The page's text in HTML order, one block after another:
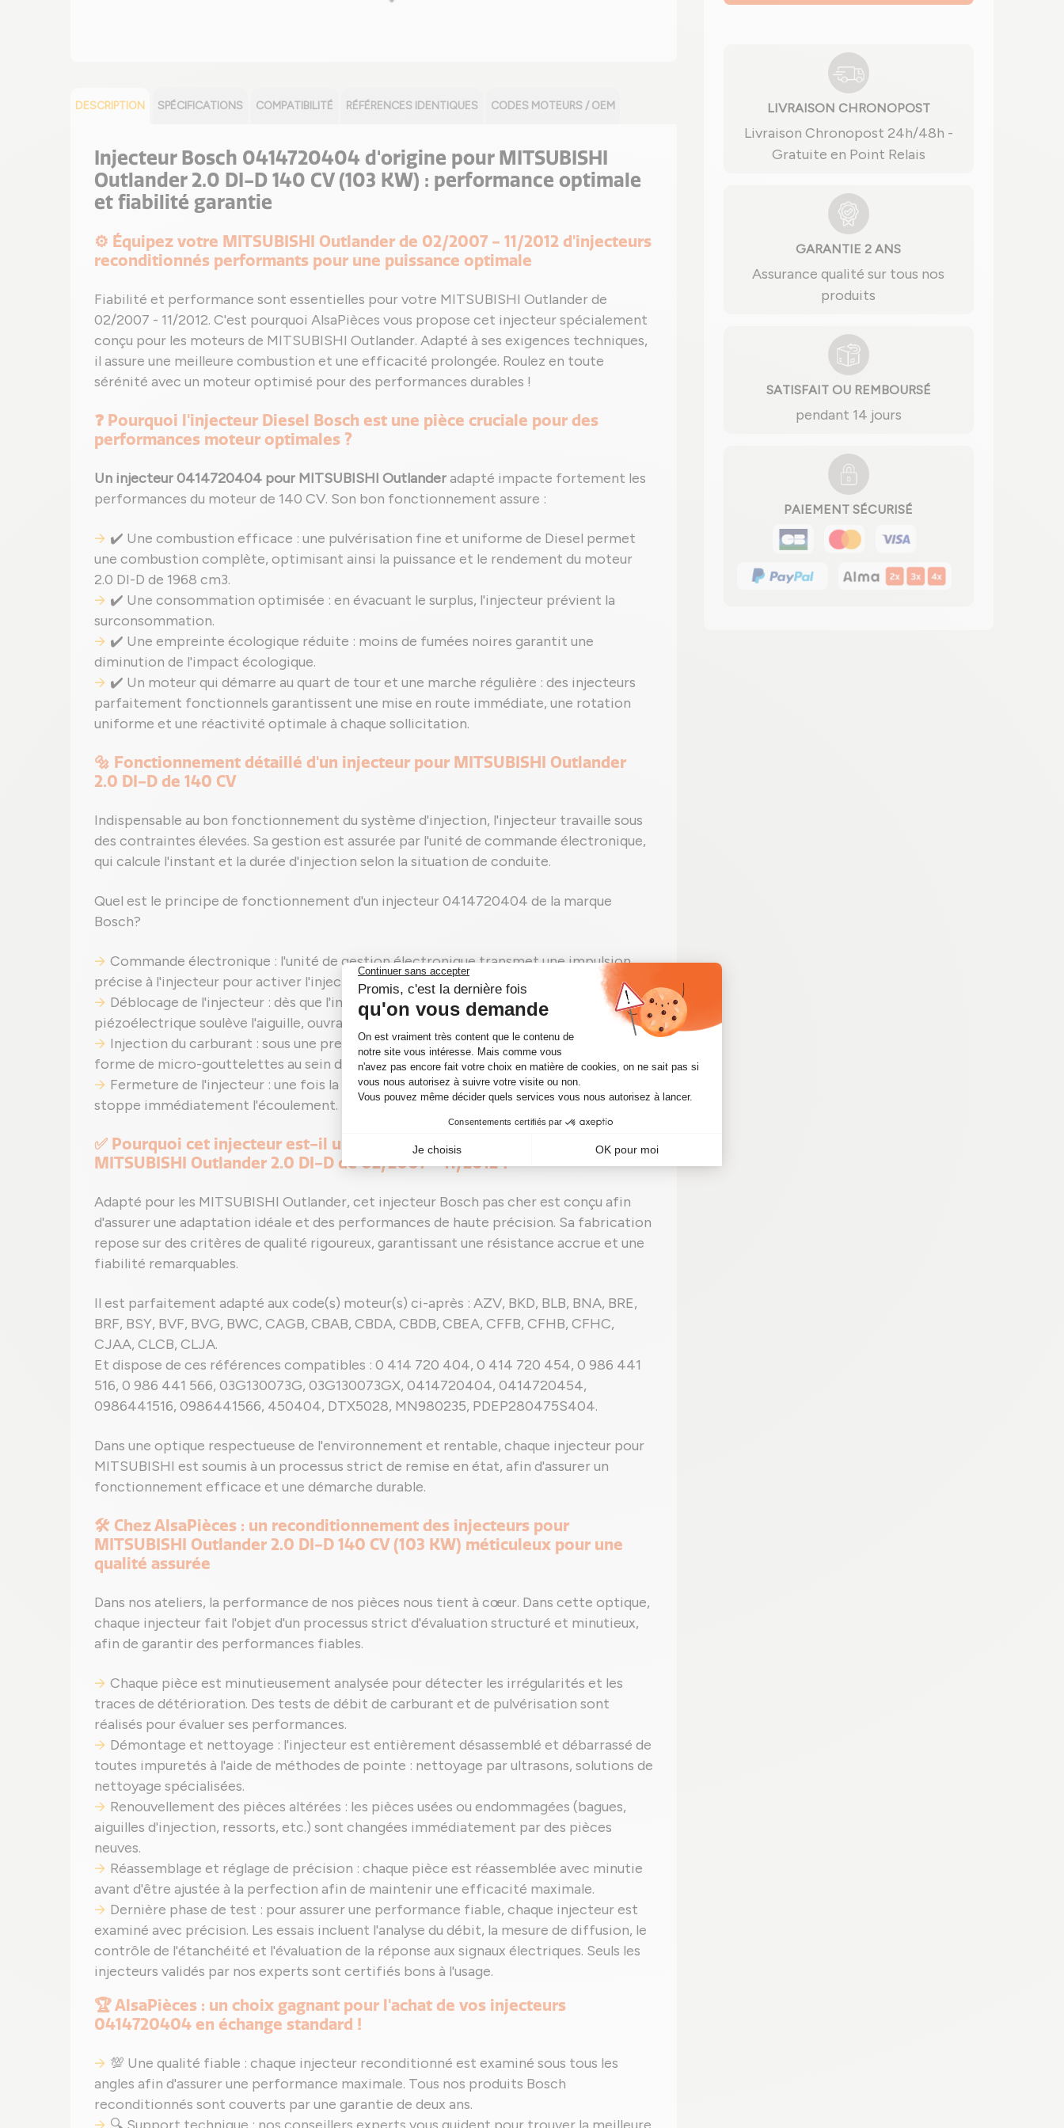
DESCRIPTION SPÉCIFICATIONS COMPATIBILITÉ RÉFÉRENCES IDENTIQUES CODES MOTEURS / OEM
Injecteur Bosch 0414720404 d'origine pour MITSUBISHI
Outlander 2.0 DI-D 140 CV (103 KW) : performance optimale
et fiabilité garantie
⚙️ Équipez votre MITSUBISHI Outlander de 02/2007 - 11/2012 d'injecteurs
reconditionnés performants pour une puissance optimale
Fiabilité et performance sont essentielles pour votre MITSUBISHI Outlander de
02/2007 - 11/2012. C'est pourquoi AlsaPièces vous propose cet injecteur spécialement
conçu pour les moteurs de MITSUBISHI Outlander. Adapté à ses exigences techniques,
il assure une meilleure combustion et une efficacité prolongée. Roulez en toute
sérénité avec un moteur optimisé pour des performances durables !
❓ Pourquoi l'injecteur Diesel Bosch est une pièce cruciale pour des
performances moteur optimales ?
Un injecteur 0414720404 pour MITSUBISHI Outlanderadapté impacte fortement les
performances du moteur de 140 CV. Son bon fonctionnement assure :
✔️ Une combustion efficace : une pulvérisation fine et uniforme de Diesel permet
une combustion complète, optimisant ainsi la puissance et le rendement du moteur
2.0 DI-D de 1968 cm3.
✔️ Une consommation optimisée : en évacuant le surplus, l'injecteur prévient la
surconsommation.
✔️ Une empreinte écologique réduite : moins de fumées noires garantit une
diminution de l'impact écologique.
✔️ Un moteur qui démarre au quart de tour et une marche régulière : des injecteurs
parfaitement fonctionnels garantissent une mise en route immédiate, une rotation
uniforme et une réactivité optimale à chaque sollicitation.
🔩 Fonctionnement détaillé d'un injecteur pour MITSUBISHI Outlander
2.0 DI-D de 140 CV
Indispensable au bon fonctionnement du système d'injection, l'injecteur travaille sous
des contraintes élevées. Sa gestion est assurée par l'unité de commande électronique,
qui calcule l'instant et la durée d'injection selon la situation de conduite.
Quel est le principe de fonctionnement d'un injecteur 0414720404 de la marque
Bosch?
Commande électronique : l'unité de gestion électronique transmet une impulsion
précise à l'injecteur pour activer l'injection.
Déblocage de l'injecteur : dès que l'instruction est donnée, un système
piézoélectrique soulève l'aiguille, ouvrant l'accès à l'injection.
Injection du carburant : sous une pression extrême, le carburant est injecté sous
forme de micro-gouttelettes au sein du cylindre via des buses calibrées.
Fermeture de l'injecteur : une fois la durée d'injection écoulée, l'aiguille se referme et
stoppe immédiatement l'écoulement.
✅ Pourquoi cet injecteur est-il une solution performante pour votre
MITSUBISHI Outlander 2.0 DI-D de 02/2007 - 11/2012 ?
Adapté pour les MITSUBISHI Outlander, cet injecteur Bosch pas cher est conçu afin
d'assurer une adaptation idéale et des performances de haute précision. Sa fabrication
repose sur des critères de qualité rigoureux, garantissant une résistance accrue et une
fiabilité remarquables.
Il est parfaitement adapté aux code(s) moteur(s) ci-après : AZV, BKD, BLB, BNA, BRE,
BRF, BSY, BVF, BVG, BWC, CAGB, CBAB, CBDA, CBDB, CBEA, CFFB, CFHB, CFHC,
CJAA, CLCB, CLJA.
Et dispose de ces références compatibles : 0 414 720 404, 0 414 720 454, 0 986 441
516, 0 986 441 566, 03G130073G, 03G130073GX, 0414720404, 0414720454,
0986441516, 0986441566, 450404, DTX5028, MN980235, PDEP280475S404.
Dans une optique respectueuse de l'environnement et rentable, chaque injecteur pour
MITSUBISHI est soumis à un processus strict de remise en état, afin d'assurer un
fonctionnement efficace et une démarche durable.
🛠️ Chez AlsaPièces : un reconditionnement des injecteurs pour
MITSUBISHI Outlander 2.0 DI-D 140 CV (103 KW) méticuleux pour une
qualité assurée
Dans nos ateliers, la performance de nos pièces nous tient à cœur. Dans cette optique,
chaque injecteur fait l'objet d'un processus strict d'évaluation structuré et minutieux,
afin de garantir des performances fiables.
Chaque pièce est minutieusement analysée pour détecter les irrégularités et les
traces de détérioration. Des tests de débit de carburant et de pulvérisation sont
réalisés pour évaluer ses performances.
Démontage et nettoyage : l'injecteur est entièrement désassemblé et débarrassé de
toutes impuretés à l'aide de méthodes de pointe : nettoyage par ultrasons, solutions de
nettoyage spécialisées.
Renouvellement des pièces altérées : les pièces usées ou endommagées (bagues,
aiguilles d'injection, ressorts, etc.) sont changées immédiatement par des pièces
neuves.
Réassemblage et réglage de précision : chaque pièce est réassemblée avec minutie
avant d'être ajustée à la perfection afin de maintenir une efficacité maximale.
Dernière phase de test : pour assurer une performance fiable, chaque injecteur est
examiné avec précision. Les essais incluent l'analyse du débit, la mesure de diffusion, le
contrôle de l'étanchéité et l'évaluation de la réponse aux signaux électriques. Seuls les
injecteurs validés par nos experts sont certifiés bons à l'usage.
🏆 AlsaPièces : un choix gagnant pour l'achat de vos injecteurs
0414720404 en échange standard !
💯 Une qualité fiable : chaque injecteur reconditionné est examiné sous tous les
angles afin d'assurer une performance maximale. Tous nos produits Bosch
reconditionnés sont couverts par une garantie de deux ans.
LIVRAISON CHRONOPOST
Livraison Chronopost 24h/48h -
Gratuite en Point Relais
GARANTIE 2 ANS
Assurance qualité sur tous nos
produits
SATISFAIT OU REMBOURSÉ
pendant 14 jours
PAIEMENT SÉCURISÉ